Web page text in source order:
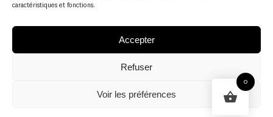
caractéristiques et fonctions.
Accepter
Refuser
Voir les préférences
0